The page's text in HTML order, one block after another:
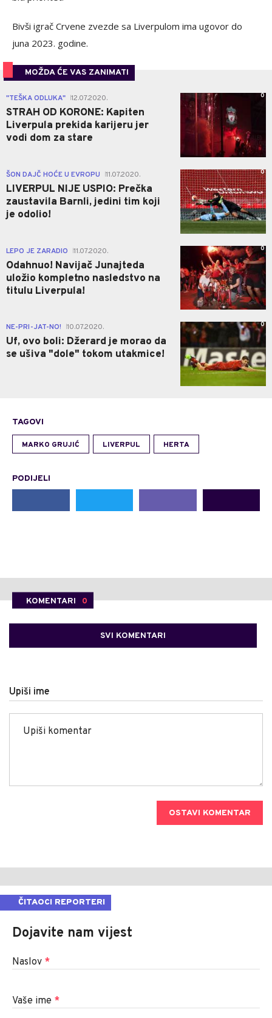
Bivši igrač Crvene zvezde sa Liverpulom ima ugovor do
juna 2023. godine.
MOŽDA ĆE VAS ZANIMATI
"TEŠKA ODLUKA" 12.07.2020.
STRAH OD KORONE: Kapiten
Liverpula prekida karijeru jer
vodi dom za stare
0
ŠON DAJČ HOĆE U EVROPU 11.07.2020.
LIVERPUL NIJE USPIO: Prečka
zaustavila Barnli, jedini tim koji
je odolio!
0
LEPO JE ZARADIO 11.07.2020.
Odahnuo! Navijač Junajteda
uložio kompletno nasledstvo na
titulu Liverpula!
0
NE-PRI-JAT-NO! 10.07.2020.
Uf, ovo boli: Džerard je morao da
se ušiva "dole" tokom utakmice!
0
TAGOVI
MARKO GRUJIĆ LIVERPUL HERTA
PODIJELI
KOMENTARI 0
SVI KOMENTARI
Upiši ime
OSTAVI KOMENTAR
ČITAOCI REPORTERI
Dojavite nam vijest
Naslov *
Vaše ime *